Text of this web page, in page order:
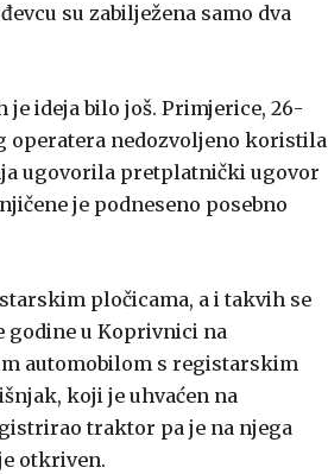
su zabilježena samo dva
ideja bilo još. Primjerice, 26-
operatera nedozvoljeno koristila
ugovorila pretplatnički ugovor
je podneseno posebno
pločicama, a i takvih se
godine u Koprivnici na
automobilom s registarskim
koji je uhvaćen na
traktor pa je na njega
otkriven.